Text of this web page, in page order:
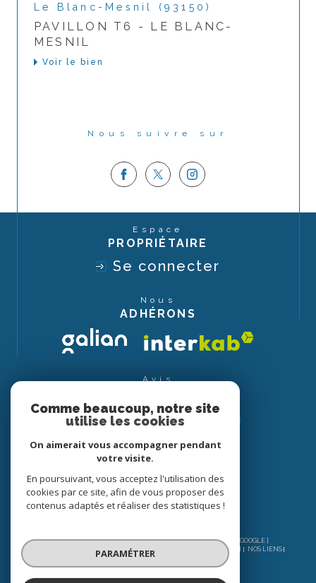
Le Blanc-Mesnil (93150)
PAVILLON T6 - LE BLANC-
MESNIL
Voir le bien
Nous suivre sur
Espace
PROPRIÉTAIRE
Se connecter
Nous
ADHÉRONS
Avis
© 2026 | TOUS DROITS RÉSERVÉS | TRADUCTION POWERED BY GOOGLE |
PLAN DU SITE ADMIN
NOS LIENS
POLITIQUE RGPD
Comme beaucoup, notre site
utilise les cookies
On aimerait vous accompagner pendant
votre visite.
En poursuivant, vous acceptez l'utilisation des
cookies par ce site, afin de vous proposer des
contenus adaptés et réaliser des statistiques !
PARAMÉTRER